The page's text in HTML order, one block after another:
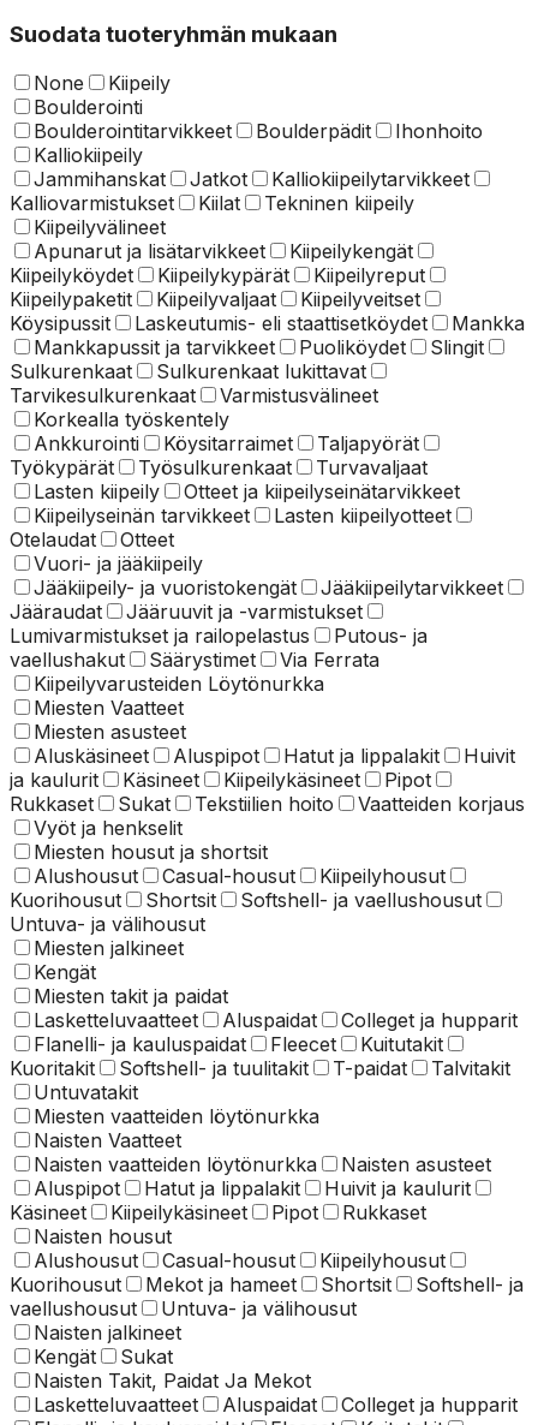
Suodata tuoteryhmän mukaan
None
Kiipeily
Boulderointi
Boulderointitarvikkeet
Boulderpädit
Ihonhoito
Kalliokiipeily
Jammihanskat
Jatkot
Kalliokiipeilytarvikkeet
Kalliovarmistukset
Kiilat
Tekninen kiipeily
Kiipeilyvälineet
Apunarut ja lisätarvikkeet
Kiipeilykengät
Kiipeilyköydet
Kiipeilykypärät
Kiipeilyreput
Kiipeilypaketit
Kiipeilyvaljaat
Kiipeilyveitset
Köysipussit
Laskeutumis- eli staattisetköydet
Mankka
Mankkapussit ja tarvikkeet
Puoliköydet
Slingit
Sulkurenkaat
Sulkurenkaat lukittavat
Tarvikesulkurenkaat
Varmistusvälineet
Korkealla työskentely
Ankkurointi
Köysitarraimet
Taljapyörät
Työkypärät
Työsulkurenkaat
Turvavaljaat
Lasten kiipeily
Otteet ja kiipeilyseinätarvikkeet
Kiipeilyseinän tarvikkeet
Lasten kiipeilyotteet
Otelaudat
Otteet
Vuori- ja jääkiipeily
Jääkiipeily- ja vuoristokengät
Jääkiipeilytarvikkeet
Jääraudat
Jääruuvit ja -varmistukset
Lumivarmistukset ja railopelastus
Putous- ja
vaellushakut
Säärystimet
Via Ferrata
Kiipeilyvarusteiden Löytönurkka
Miesten Vaatteet
Miesten asusteet
Aluskäsineet
Aluspipot Hatut ja lippalakit
Huivit
ja kaulurit
Käsineet Kiipeilykäsineet
Pipot
Rukkaset
Sukat Tekstiilien hoito
Vaatteiden korjaus
Vyöt ja henkselit
Miesten housut ja shortsit
Alushousut
Casual-housut
Kiipeilyhousut
Kuorihousut
Shortsit
Softshell- ja vaellushousut
Untuva- ja välihousut
Miesten jalkineet
Kengät
Miesten takit ja paidat
Lasketteluvaatteet
Aluspaidat
Colleget ja hupparit
Flanelli- ja kauluspaidat
Fleecet
Kuitutakit
Kuoritakit
Softshell- ja tuulitakit T-paidat
Talvitakit
Untuvatakit
Miesten vaatteiden löytönurkka
Naisten Vaatteet
Naisten vaatteiden löytönurkka
Naisten asusteet
Aluspipot
Hatut ja lippalakit
Huivit ja kaulurit
Käsineet
Kiipeilykäsineet Pipot
Rukkaset
Naisten housut
Alushousut
Casual-housut
Kiipeilyhousut
Kuorihousut
Mekot ja hameet Shortsit
Softshell- ja
vaellushousut
Untuva- ja välihousut
Naisten jalkineet
Kengät
Sukat
Naisten Takit, Paidat Ja Mekot
Lasketteluvaatteet
Aluspaidat
Colleget ja hupparit